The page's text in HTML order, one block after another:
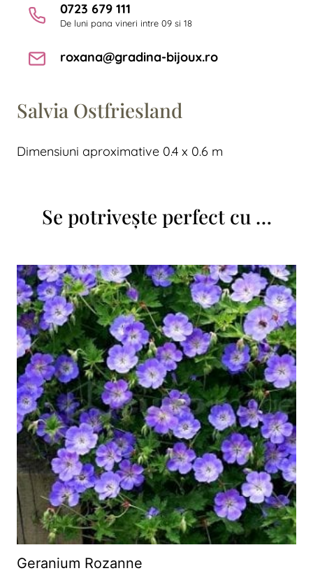
0723 679 111
De luni pana vineri intre 09 si 18
roxana@gradina-bijoux.ro
Salvia Ostfriesland
Dimensiuni aproximative 0.4 x 0.6 m
Se potrivește perfect cu …
Geranium Rozanne